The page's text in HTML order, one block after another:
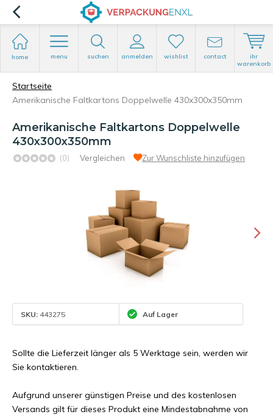
home menu suchen anmelden wishlist contact
ihr
warenkorb
Startseite
Amerikanische Faltkartons Doppelwelle 430x300x350mm
Amerikanische Faltkartons Doppelwelle
430x300x350mm
(0) Vergleichen Zur Wunschliste hinzufügen
SKU: 443275 Auf Lager
Sollte die Lieferzeit länger als 5 Werktage sein, werden wir
Sie kontaktieren.
Aufgrund unserer günstigen Preise und des kostenlosen
Versands gilt für dieses Produkt eine Mindestabnahme von